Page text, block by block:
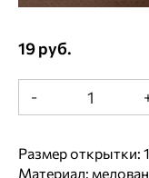
19 руб.
-
Размер открытки:
Материал: